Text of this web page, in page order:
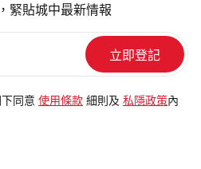
緊貼城中最新情報
同意 使用條款 細則及 私隱政策 內